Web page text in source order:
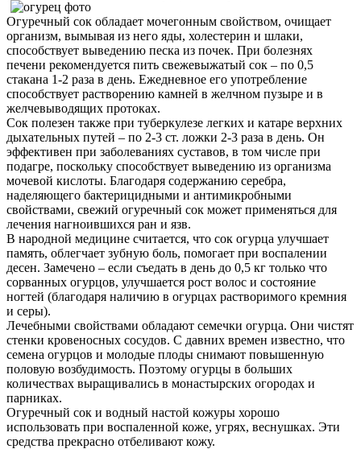
Огуречный сок обладает мочегонным свойством, очищает
организм, вымывая из него яды, холестерин и шлаки,
способствует выведению песка из почек. При болезнях
печени рекомендуется пить свежевыжатый сок – по 0,5
стакана 1-2 раза в день. Ежедневное его употребление
способствует растворению камней в желчном пузыре и в
желчевыводящих протоках.
Сок полезен также при туберкулезе легких и катаре верхних
дыхательных путей – по 2-3 ст. ложки 2-3 раза в день. Он
эффективен при заболеваниях суставов, в том числе при
подагре, поскольку способствует выведению из организма
мочевой кислоты. Благодаря содержанию серебра,
наделяющего бактерицидными и антимикробными
свойствами, свежий огуречный сок может применяться для
лечения нагноившихся ран и язв.
В народной медицине считается, что сок огурца улучшает
память, облегчает зубную боль, помогает при воспалении
десен. Замечено – если съедать в день до 0,5 кг только что
сорванных огурцов, улучшается рост волос и состояние
ногтей (благодаря наличию в огурцах растворимого кремния
и серы).
Лечебными свойствами обладают семечки огурца. Они чистят
стенки кровеносных сосудов. С давних времен известно, что
семена огурцов и молодые плоды снимают повышенную
половую возбудимость. Поэтому огурцы в больших
количествах выращивались в монастырских огородах и
парниках.
Огуречный сок и водный настой кожуры хорошо
использовать при воспаленной коже, угрях, веснушках. Эти
средства прекрасно отбеливают кожу.